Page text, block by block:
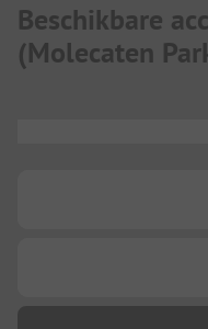
Beschikbare
(Molecaten